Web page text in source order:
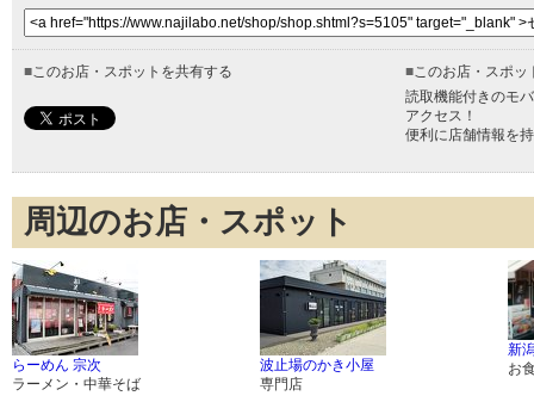
■このお店・スポットを共有する ■このお店・スポッ
読取機能付きのモ
アクセス！
便利に店舗情報を
周辺のお店・スポット
らーめん 宗次
ラーメン・中華そば
波止場のかき小屋
専門店
新
お